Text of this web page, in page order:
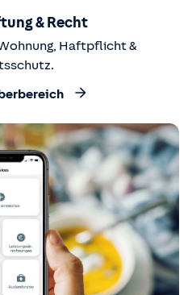
& Recht
Haftpflicht &